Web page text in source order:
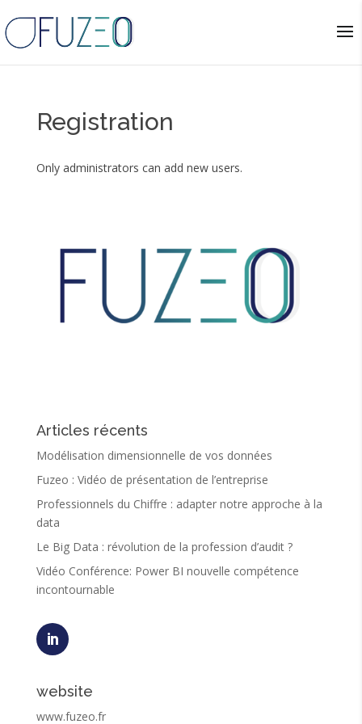
Registration
Only administrators can add new users.
Articles récents
Modélisation dimensionnelle de vos données
Fuzeo : Vidéo de présentation de l’entreprise
Professionnels du Chiffre : adapter notre approche à la
data
Le Big Data : révolution de la profession d’audit ?
Vidéo Conférence: Power BI nouvelle compétence
incontournable
website
www.fuzeo.fr